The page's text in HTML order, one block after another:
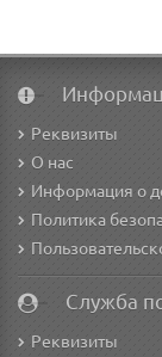
Реквизиты
О нас
Информация о
Политика
Служба
Реквизиты